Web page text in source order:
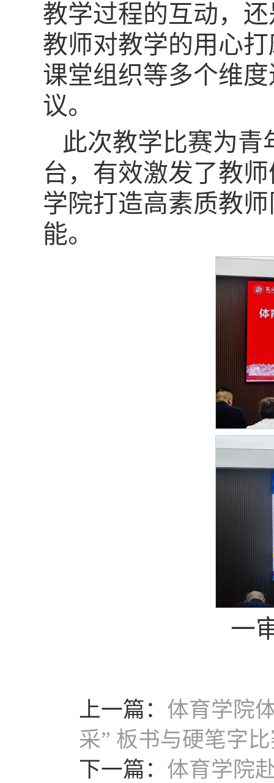
教学过程的互动，
教师对教学的用心
课堂组织等多个维
议。
此次教学比赛为青
台，有效激发了教
学院打造高素质教
能。
一
上一篇： 体育学院
采” 板书与硬笔字
下一篇： 体育学院